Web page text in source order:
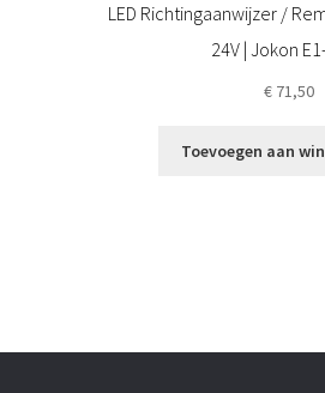
LED Richtingaanwijzer /
24V | Jokon
€71,50
Toevoegen aan